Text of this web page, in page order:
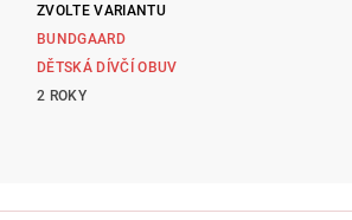
ZVOLTE VARIANTU
BUNDGAARD
DĚTSKÁ DÍVČÍ OBUV
2 ROKY